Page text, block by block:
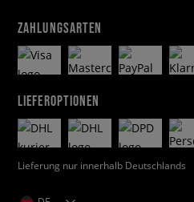
ZAHLUNGSARTEN
LIEFEROPTIONEN
Lieferung nur innerhalb Deutschlands